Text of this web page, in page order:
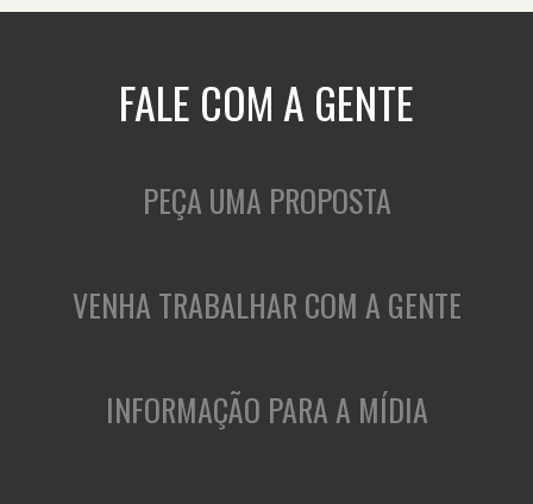
FALE COM A GENTE
PEÇA UMA PROPOSTA
VENHA TRABALHAR COM A GENTE
INFORMAÇÃO PARA A MÍDIA